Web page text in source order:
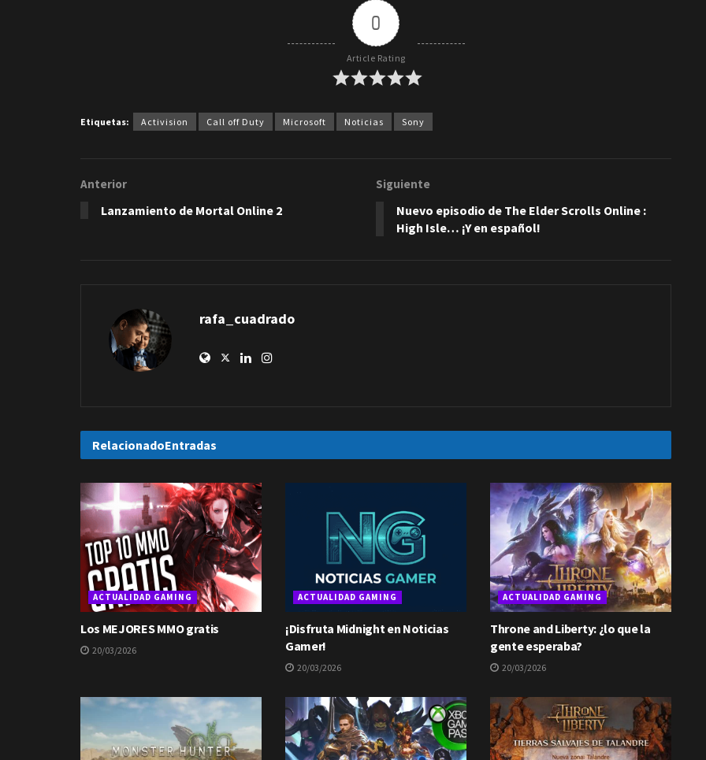
0
Article Rating
Etiquetas: Activision Call off Duty Microsoft Noticias Sony
Anterior
Lanzamiento de Mortal Online 2
Siguiente
Nuevo episodio de The Elder Scrolls Online :
High Isle… ¡Y en español!
rafa_cuadrado
RelacionadoEntradas
ACTUALIDAD GAMING
Los MEJORES MMO gratis
20/03/2026
ACTUALIDAD GAMING
¡Disfruta Midnight en Noticias
Gamer!
20/03/2026
ACTUALIDAD GAMING
Throne and Liberty: ¿lo que la
gente esperaba?
20/03/2026